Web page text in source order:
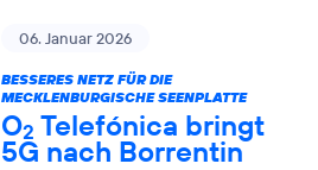
06. Januar 2026
BESSERES NETZ FÜR DIE
MECKLENBURGISCHE SEENPLATTE
O2 Telefónica bringt
5G nach Borrentin